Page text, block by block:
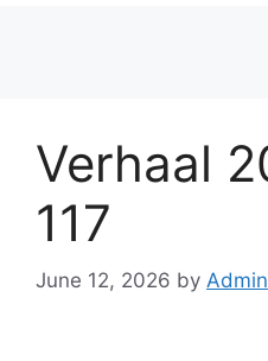
Verhaal
117
June 12, 2026 by Admin